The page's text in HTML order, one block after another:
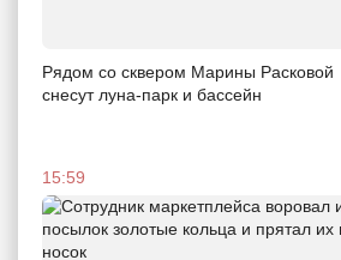
Рядом со сквером Марины Расковой
снесут луна-парк и бассейн
15:59